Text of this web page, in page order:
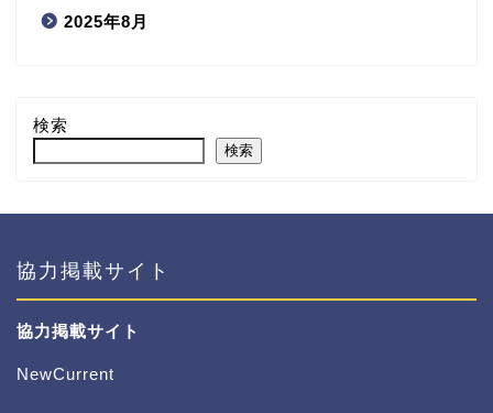
2025年8月
検索
検索
協力掲載サイト
協力掲載サイト
NewCurrent